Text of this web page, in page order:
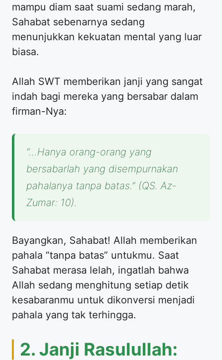
mampu diam saat suami sedang marah,
Sahabat sebenarnya sedang
menunjukkan kekuatan mental yang luar
biasa.
​Allah SWT memberikan janji yang sangat
indah bagi mereka yang bersabar dalam
firman-Nya:
“…Hanya orang-orang yang
bersabarlah yang disempurnakan
pahalanya tanpa batas.” (QS. Az-
Zumar: 10).
​Bayangkan, Sahabat! Allah memberikan
pahala “tanpa batas” untukmu. Saat
Sahabat merasa lelah, ingatlah bahwa
Allah sedang menghitung setiap detik
kesabaranmu untuk dikonversi menjadi
pahala yang tak terhingga.
​2. Janji Rasulullah: